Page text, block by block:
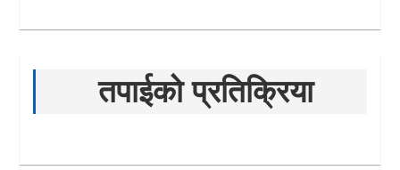
तपाईको प्रतिक्रिया